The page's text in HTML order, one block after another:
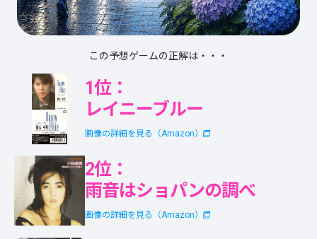
この予想ゲームの正解は・・・
1位：
レイニーブルー
画像の詳細を見る（Amazon）
2位：
雨音はショパンの調べ
画像の詳細を見る（Amazon）